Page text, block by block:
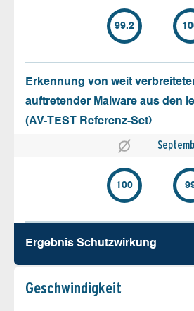
99.2
Erkennung von weit
auftretender Malware aus den
(AV-TEST Referenz-Set)
100
Ergebnis Schutz­wirkung
Geschw­indigkeit